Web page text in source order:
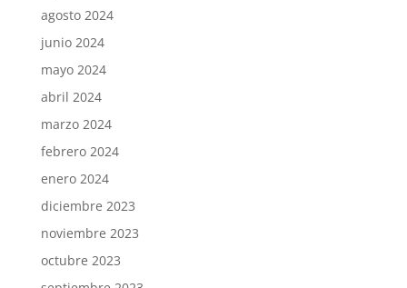
agosto 2024
junio 2024
mayo 2024
abril 2024
marzo 2024
febrero 2024
enero 2024
diciembre 2023
noviembre 2023
octubre 2023